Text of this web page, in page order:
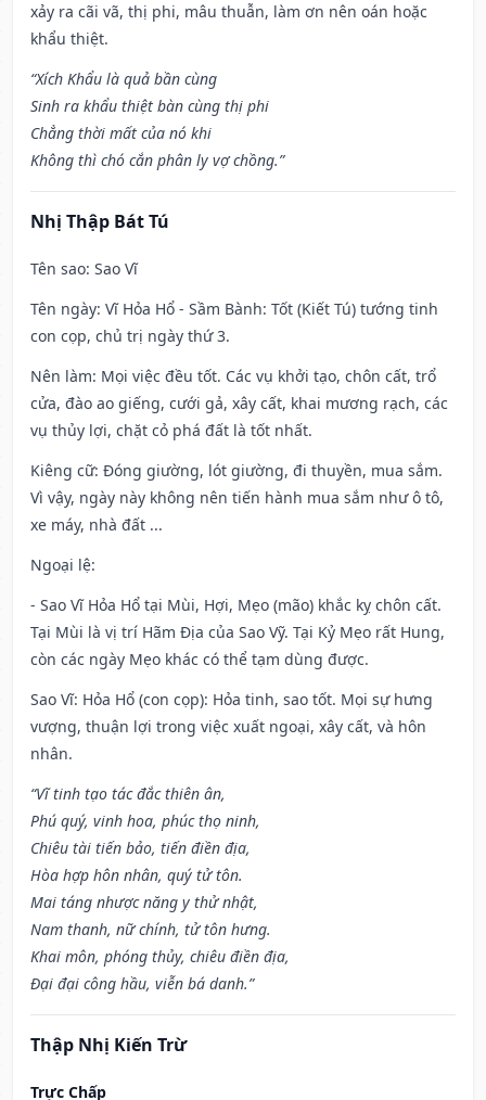
xảy ra cãi vã, thị phi, mâu thuẫn, làm ơn nên oán hoặc
khẩu thiệt.
“Xích Khẩu là quả bần cùng
Sinh ra khẩu thiệt bàn cùng thị phi
Chẳng thời mất của nó khi
Không thì chó cắn phân ly vợ chồng.”
Nhị Thập Bát Tú
Tên sao: Sao Vĩ
Tên ngày: Vĩ Hỏa Hổ - Sầm Bành: Tốt (Kiết Tú) tướng tinh
con cọp, chủ trị ngày thứ 3.
Nên làm: Mọi việc đều tốt. Các vụ khởi tạo, chôn cất, trổ
cửa, đào ao giếng, cưới gả, xây cất, khai mương rạch, các
vụ thủy lợi, chặt cỏ phá đất là tốt nhất.
Kiêng cữ: Đóng giường, lót giường, đi thuyền, mua sắm.
Vì vậy, ngày này không nên tiến hành mua sắm như ô tô,
xe máy, nhà đất ...
Ngoại lệ:
- Sao Vĩ Hỏa Hổ tại Mùi, Hợi, Mẹo (mão) khắc kỵ chôn cất.
Tại Mùi là vị trí Hãm Địa của Sao Vỹ. Tại Kỷ Mẹo rất Hung,
còn các ngày Mẹo khác có thể tạm dùng được.
Sao Vĩ: Hỏa Hổ (con cọp): Hỏa tinh, sao tốt. Mọi sự hưng
vượng, thuận lợi trong việc xuất ngoại, xây cất, và hôn
nhân.
“Vĩ tinh tạo tác đắc thiên ân,
Phú quý, vinh hoa, phúc thọ ninh,
Chiêu tài tiến bảo, tiến điền địa,
Hòa hợp hôn nhân, quý tử tôn.
Mai táng nhược năng y thử nhật,
Nam thanh, nữ chính, tử tôn hưng.
Khai môn, phóng thủy, chiêu điền địa,
Đại đại công hầu, viễn bá danh.”
Thập Nhị Kiến Trừ
Trực Chấp